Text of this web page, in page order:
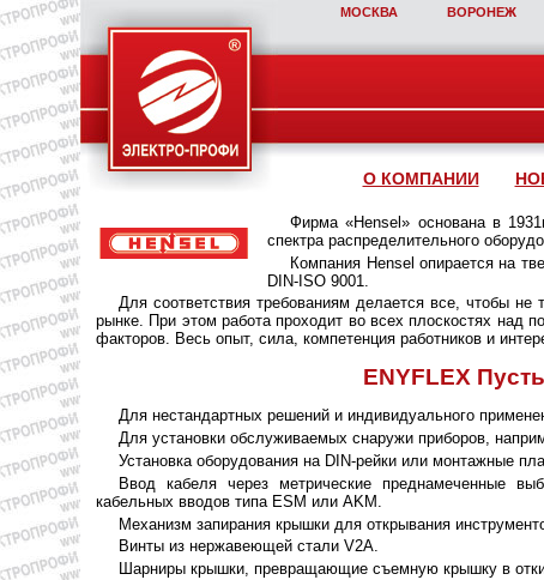
МОСКВА ВОРОНЕЖ
О КОМПАНИИ
Фирма «Hensel» основана в
спектра распределительного
Компания Hensel опирается на
DIN-ISO 9001.
Для соответствия требованиям делается все, чтобы
рынке. При этом работа проходит во всех плоскостях над
факторов. Весь опыт, сила, компетенция работников и
ENYFLEX
Для нестандартных решений и индивидуального
Для установки обслуживаемых снаружи приборов,
Установка оборудования на DIN-рейки или монтажные
Ввод кабеля через метрические преднамеченные
кабельных вводов типа ESM или AKM.
Механизм запирания крышки для открывания
Винты из нержавеющей стали V2A.
Шарниры крышки, превращающие съемную крышку в